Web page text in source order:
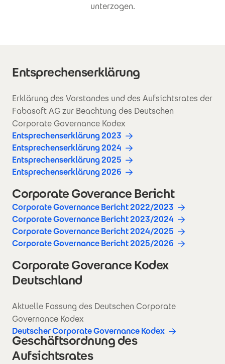
unterzogen.
Entsprechenserklärung
Erklärung des Vorstandes und des Aufsichtsrates der
Fabasoft AG zur Beachtung des Deutschen
Corporate Governance Kodex
Entsprechenserklärung 2023
Entsprechenserklärung 2024
Entsprechenserklärung 2025
Entsprechenserklärung 2026
Corporate Goverance Bericht
Corporate Governance Bericht 2022/2023
Corporate Governance Bericht 2023/2024
Corporate Governance Bericht 2024/2025
Corporate Governance Bericht 2025/2026
Corporate Goverance Kodex
Deutschland
Aktuelle Fassung des Deutschen Corporate
Governance Kodex
Deutscher Corporate Governance Kodex
Geschäftsordnung des
Aufsichtsrates